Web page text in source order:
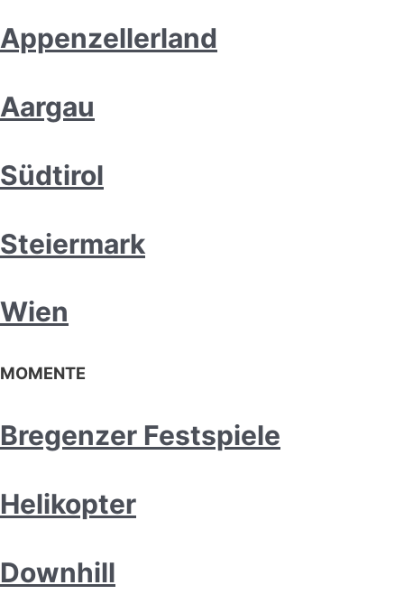
Appenzellerland
Aargau
Südtirol
Steiermark
Wien
MOMENTE
Bregenzer Festspiele
Helikopter
Downhill